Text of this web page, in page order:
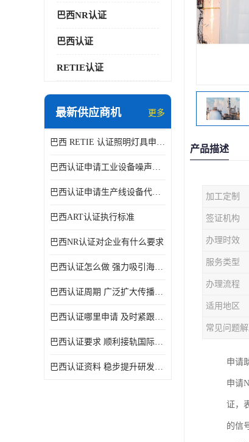
巴西NR认证
巴西认证
RETIE认证
最新供应商机 更多
巴西 RETIE 认证照明灯具申请 RETIE 认证
巴西认证申请工业设备噪声控制认证规范
巴西认证申请生产线设备代理机构选择
巴西ART认证执行标准
巴西NR认证对企业有什么要求
巴西认证怎么做 强力吸引海外投资
巴西认证周期 广泛扩大传播范围
巴西认证哪里申请 及时紧跟法规变化
巴西认证要求 顺利接轨国际规范
巴西认证资料 稳步提升研发能力
产品描述
加工定制
签证机构
办理时效
服务类型
办理流程
适用地区
常见问题
申请
申请
证，
的信